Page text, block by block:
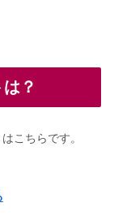
？
こちらです。